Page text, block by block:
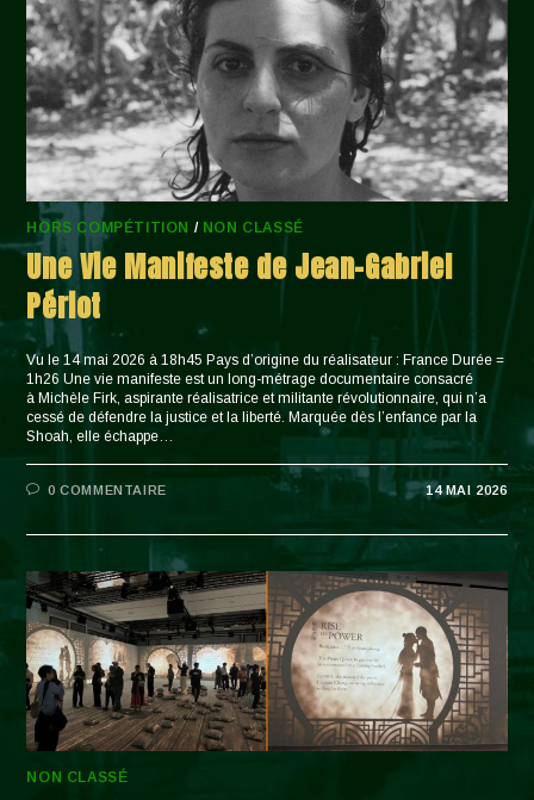
HORS COMPÉTITION / NON CLASSÉ
Une Vie Manifeste de Jean-Gabriel
Périot
Vu le 14 mai 2026 à 18h45 Pays d’origine du réalisateur : France Durée =
1h26 Une vie manifeste est un long-métrage documentaire consacré
à Michèle Firk, aspirante réalisatrice et militante révolutionnaire, qui n’a
cessé de défendre la justice et la liberté. Marquée dès l’enfance par la
Shoah, elle échappe…
0 COMMENTAIRE 14 MAI 2026
NON CLASSÉ